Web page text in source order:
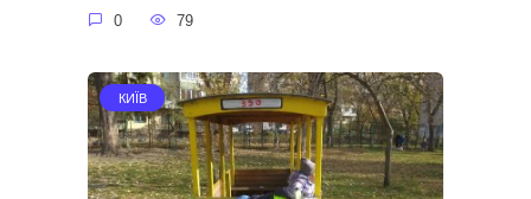
0 79
КИЇВ